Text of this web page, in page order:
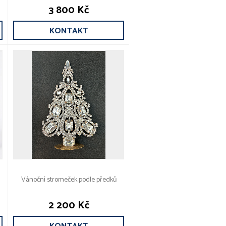
3 800 Kč
KONTAKT
Vánoční stromeček podle předků
2 200 Kč